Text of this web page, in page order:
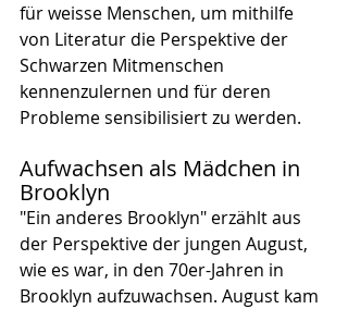
für weisse Menschen, um mithilfe
von Literatur die Perspektive der
Schwarzen Mitmenschen
kennenzulernen und für deren
Probleme sensibilisiert zu werden.
Aufwachsen als Mädchen in
Brooklyn
"Ein anderes Brooklyn" erzählt aus
der Perspektive der jungen August,
wie es war, in den 70er-Jahren in
Brooklyn aufzuwachsen. August kam